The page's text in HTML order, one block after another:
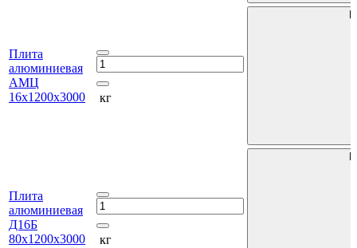
Плита
алюминиевая
АМЦ
16х1200х3000
кг
Плита
алюминиевая
Д16Б
80х1200х3000
кг